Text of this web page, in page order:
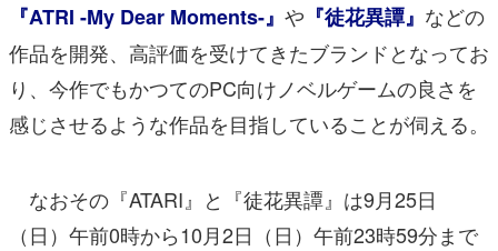
『ATRI -My Dear Moments-』 や 『徒花異譚』 などの
作品を開発、高評価を受けてきたブランドとなってお
り、今作でもかつてのPC向けノベルゲームの良さを
感じさせるような作品を目指していることが伺える。
なおその『ATARI』と『徒花異譚』は9月25日
（日）午前0時から10月2日（日）午前23時59分まで